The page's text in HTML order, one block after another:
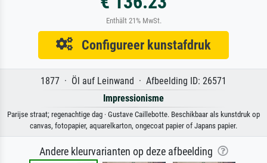
Enthält 21% MwSt.
Configureer kunstafdruk
1877 · Öl auf Leinwand · Afbeelding ID: 26571
Impressionisme
Parijse straat; regenachtige dag · Gustave Caillebotte. Beschikbaar als kunstdruk op
canvas, fotopapier, aquarelkarton, ongecoat papier of Japans papier.
Andere kleurvarianten op deze afbeelding